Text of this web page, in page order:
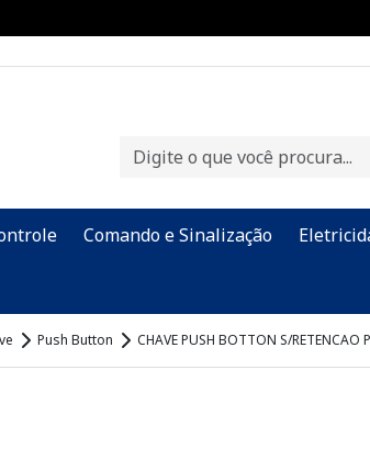
Comando e Sinalização
Push Button CHAVE PUSH BOTTON S/RETENCAO